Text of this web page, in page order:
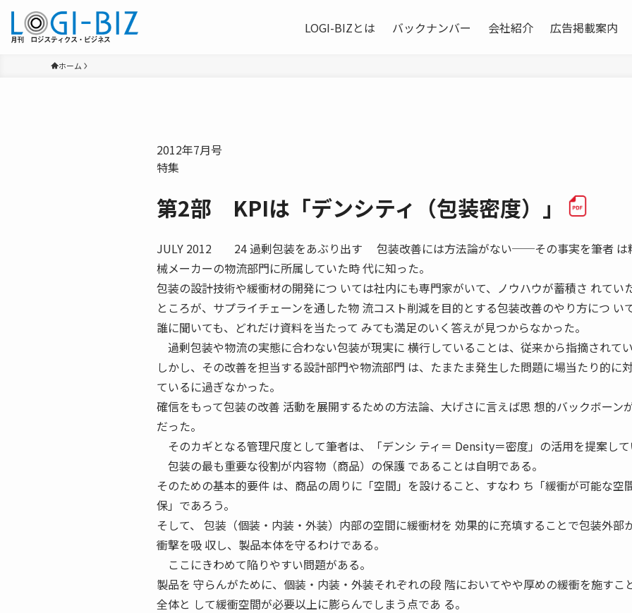
LOGI-BIZとは バックナンバー 会社紹介 広告掲載案内
ホーム
2012年7月号
特集
第2部 KPIは「デンシティ（包装密度）」
JULY 2012 24 過剰包装をあぶり出す 包装改善には方法論がない──その事実を筆者 は
械メーカーの物流部門に所属していた時 代に知った。
包装の設計技術や緩衝材の開発につ いては社内にも専門家がいて、ノウハウが蓄積さ れていた
ところが、サプライチェーンを通した物 流コスト削減を目的とする包装改善のやり方につ い
誰に聞いても、どれだけ資料を当たって みても満足のいく答えが見つからなかった。
過剰包装や物流の実態に合わない包装が現実に 横行していることは、従来から指摘されてい
しかし、その改善を担当する設計部門や物流部門 は、たまたま発生した問題に場当たり的に
ているに過ぎなかった。
確信をもって包装の改善 活動を展開するための方法論、大げさに言えば思 想的バックボーン
だった。
そのカギとなる管理尺度として筆者は、「デンシ ティ＝ Density＝密度」の活用を提案して
包装の最も重要な役割が内容物（商品）の保護 であることは自明である。
そのための基本的要件 は、商品の周りに「空間」を設けること、すなわ ち「緩衝が可能な空
保」であろう。
そして、 包装（個装・内装・外装）内部の空間に緩衝材を 効果的に充填することで包装外部
衝撃を吸 収し、製品本体を守るわけである。
ここにきわめて陥りやすい問題がある。
製品を 守らんがために、個装・内装・外装それぞれの段 階においてやや厚めの緩衝を施すこ
全体と して緩衝空間が必要以上に膨らんでしまう点であ る。